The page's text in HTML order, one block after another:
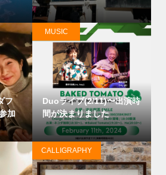
フ
加
Duoライブ(2/11)〜出演時
間が決まりました
MUSIC
CALLIGRAPHY